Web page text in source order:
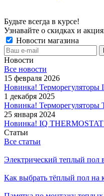
Будьте всегда в курсе!
Узнавайте о скидках и
Новости магазина
Новости
Все новости
15 февраля 2026
Новинка!
1 декабря 2025
Новинка! Терморегуляторы
25 января 2024
Новинка! IQ
Статьи
Все статьи
Электрический теплый пол
Как выбрать тёплый пол на